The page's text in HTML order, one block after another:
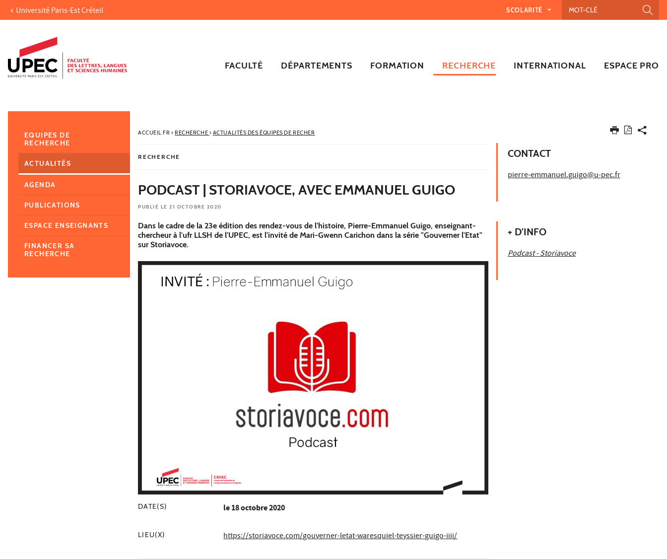
Aller au contenu
Accès directs
Recherche
Navigation secondaire
Université Paris-Est Créteil SCOLARITÉ
FACULTÉ DÉPARTEMENTS FORMATION RECHERCHE INTERNATIONAL ESPACE PRO
ACCUEIL FR› RECHERCHE › ACTUALITÉS DES ÉQUIPES DE RECHER
RECHERCHE
PODCAST | STORIAVOCE, AVEC EMMANUEL GUIGO
PUBLIÉ LE 21 OCTOBRE 2020
Dans le cadre de la 23e édition des rendez-vous de l'histoire, Pierre-Emmanuel Guigo, enseignant-
chercheur à l'ufr LLSH de l'UPEC, est l'invité de Mari-Gwenn Carichon dans la série "Gouverner l'Etat"
sur Storiavoce.
DATE(S) le18 octobre 2020
LIEU(X) https://storiavoce.com/gouverner-letat-waresquiel-teyssier-guigo-iiii/
CONTACT
pierre-emmanuel.guigo@u-pec.fr
+ D'INFO
Podcast - Storiavoce
EQUIPES DE
RECHERCHE
ACTUALITÉS
AGENDA
PUBLICATIONS
ESPACE ENSEIGNANTS
FINANCER SA
RECHERCHE